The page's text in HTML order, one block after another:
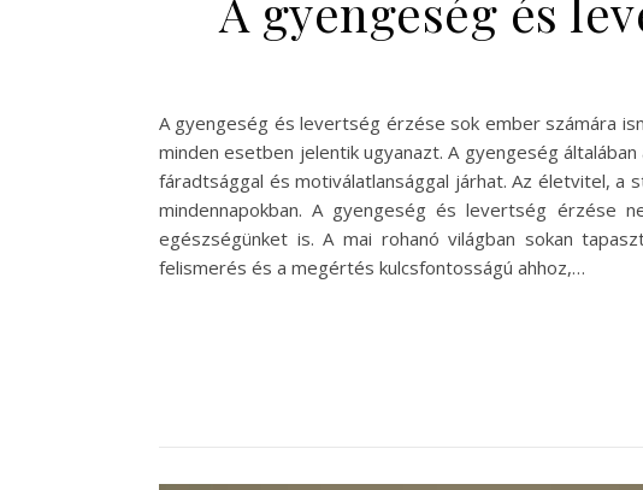
A gyengeség és levertség érzése sok ember számára
minden esetben jelentik ugyanazt. A gyengeség
fáradtsággal és motiválatlansággal járhat. Az életvitel, a
mindennapokban. A gyengeség és levertség érzése
egészségünket is. A mai rohanó világban sokan
felismerés és a megértés kulcsfontosságú ahhoz,…